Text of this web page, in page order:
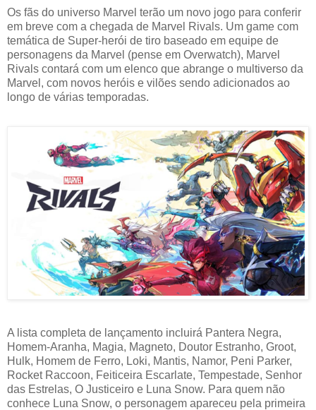
Os fãs do universo Marvel terão um novo jogo para conferir
em breve com a chegada de Marvel Rivals. Um game com
temática de Super-herói de tiro baseado em equipe de
personagens da Marvel (pense em Overwatch), Marvel
Rivals contará com um elenco que abrange o multiverso da
Marvel, com novos heróis e vilões sendo adicionados ao
longo de várias temporadas.
A lista completa de lançamento incluirá Pantera Negra,
Homem-Aranha, Magia, Magneto, Doutor Estranho, Groot,
Hulk, Homem de Ferro, Loki, Mantis, Namor, Peni Parker,
Rocket Raccoon, Feiticeira Escarlate, Tempestade, Senhor
das Estrelas, O Justiceiro e Luna Snow. Para quem não
conhece Luna Snow, o personagem apareceu pela primeira